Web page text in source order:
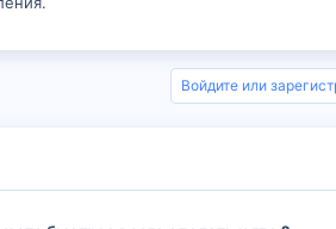
Войдите или